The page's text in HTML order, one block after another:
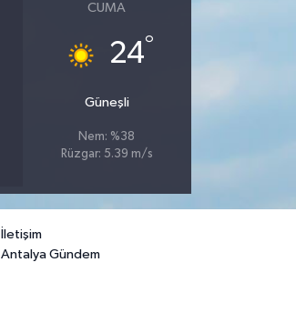
CUMA
24°
Güneşli
Nem: %38
Rüzgar: 5.39 m/s
İletişim
Antalya Gündem